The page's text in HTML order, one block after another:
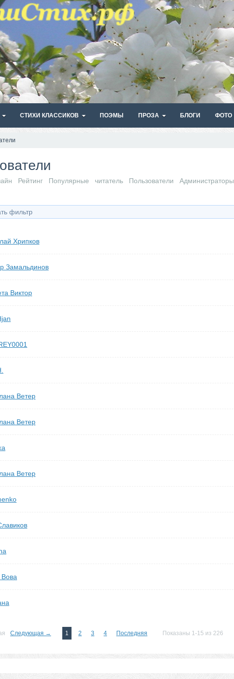
СТИХИ КЛАССИКОВ ПОЭМЫ ПРОЗА БЛОГИ ФОТО
Рейтинг Популярные читатель Пользователи Администраторы
фильтр
Хрипков
Замальдинов
Виктор
Ветер
Ветер
Ветер
Следующая → 1 2 3 4 Последняя Показаны 1-15 из 226